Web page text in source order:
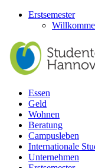
Erstsemester
Essen
Geld
Wohnen
Beratung
Campusleben
Internationale
Unternehmen